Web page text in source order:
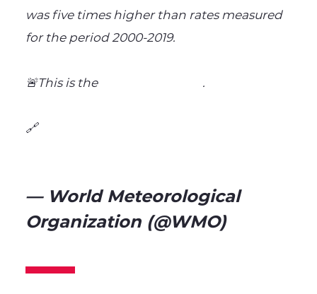
was five times higher than rates measured
for the period 2000-2019.
🚨This is the .
🔗https://t.co/sKk5XIJMGa
— World Meteorological
Organization (@WMO)